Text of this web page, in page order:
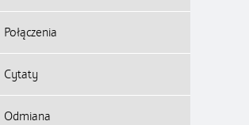
Połączenia
Cytaty
Odmiana